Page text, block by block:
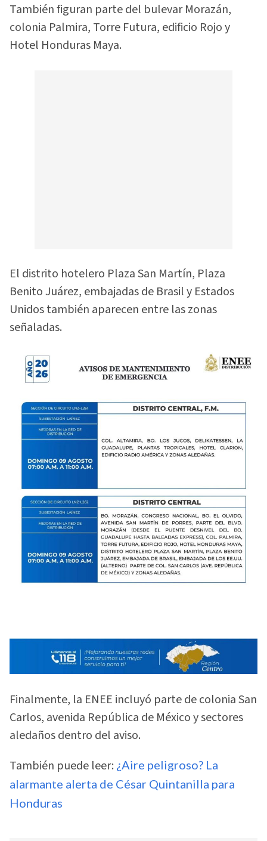
También figuran parte del bulevar Morazán,
colonia Palmira, Torre Futura, edificio Rojo y
Hotel Honduras Maya.
El distrito hotelero Plaza San Martín, Plaza
Benito Juárez, embajadas de Brasil y Estados
Unidos también aparecen entre las zonas
señaladas.
Finalmente, la ENEE incluyó parte de colonia San
Carlos, avenida República de México y sectores
aledaños dentro del aviso.
También puede leer: ¿Aire peligroso? La
alarmante alerta de César Quintanilla para
Honduras